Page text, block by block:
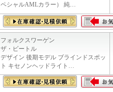
ペシャルAMLカラー） 純…
フォルクスワーゲン
ザ・ビートル
デザイン 後期モデル ブラインドスポッ
ト キセノンヘッドライト…